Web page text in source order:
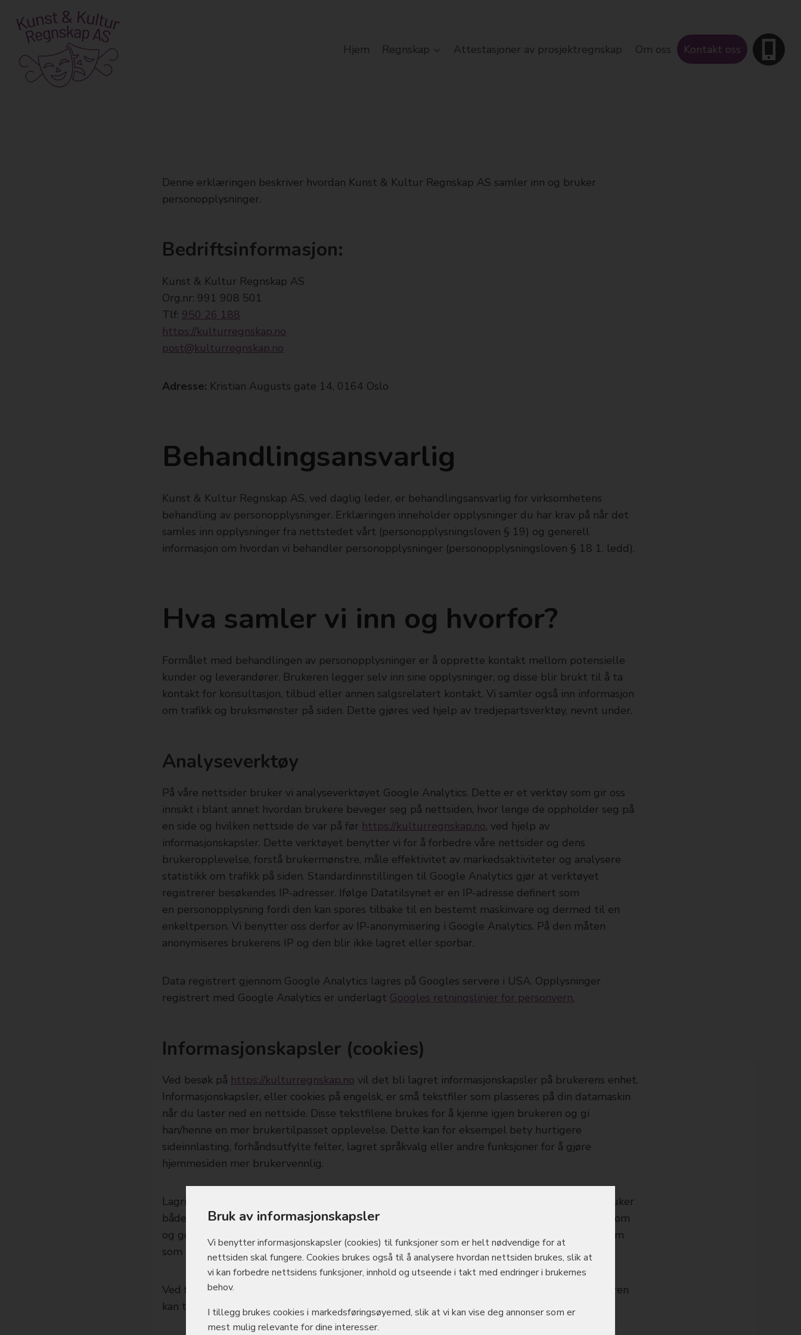
content
Hjem Regnskap Attestasjoner av prosjektregnskap Om oss Kontakt oss
Denne erklæringen beskriver hvordan Kunst & Kultur Regnskap AS samler inn og bruker
personopplysninger.
Bedriftsinformasjon:
Kunst & Kultur Regnskap AS
Org.nr: 991 908 501
Tlf: 950 26 188
https://kulturregnskap.no
post@kulturregnskap.no
Adresse: Kristian Augusts gate 14, 0164 Oslo
Behandlingsansvarlig
Kunst & Kultur Regnskap AS, ved daglig leder, er behandlingsansvarlig for virksomhetens
behandling av personopplysninger. Erklæringen inneholder opplysninger du har krav på når det
samles inn opplysninger fra nettstedet vårt (personopplysningsloven § 19) og generell
informasjon om hvordan vi behandler personopplysninger (personopplysningsloven § 18 1. ledd).
Hva samler vi inn og hvorfor?
Formålet med behandlingen av personopplysninger er å opprette kontakt mellom potensielle
kunder og leverandører. Brukeren legger selv inn sine opplysninger, og disse blir brukt til å ta
kontakt for konsultasjon, tilbud eller annen salgsrelatert kontakt. Vi samler også inn informasjon
om trafikk og bruksmønster på siden. Dette gjøres ved hjelp av tredjepartsverktøy, nevnt under.
Analyseverktøy
På våre nettsider bruker vi analyseverktøyet Google Analytics. Dette er et verktøy som gir oss
innsikt i blant annet hvordan brukere beveger seg på nettsiden, hvor lenge de oppholder seg på
en side og hvilken nettside de var på før https://kulturregnskap.no, ved hjelp av
informasjonskapsler. Dette verktøyet benytter vi for å forbedre våre nettsider og dens
brukeropplevelse, forstå brukermønstre, måle effektivitet av markedsaktiviteter og analysere
statistikk om trafikk på siden. Standardinnstillingen til Google Analytics gjør at verktøyet
registrerer besøkendes IP-adresser. Ifølge Datatilsynet er en IP-adresse definert som
en personopplysning fordi den kan spores tilbake til en bestemt maskinvare og dermed til en
enkeltperson. Vi benytter oss derfor av IP-anonymisering i Google Analytics. På den måten
anonymiseres brukerens IP og den blir ikke lagret eller sporbar.
Data registrert gjennom Google Analytics lagres på Googles servere i USA. Opplysninger
registrert med Google Analytics er underlagt Googles retningslinjer for personvern.
Informasjonskapsler (cookies)
Ved besøk på https://kulturregnskap.no vil det bli lagret informasjonskapsler på brukerens enhet.
Informasjonskapsler, eller cookies på engelsk, er små tekstfiler som plasseres på din datamaskin
når du laster ned en nettside. Disse tekstfilene brukes for å kjenne igjen brukeren og gi
han/henne en mer brukertilpasset opplevelse. Dette kan for eksempel bety hurtigere
sideinnlasting, forhåndsutfylte felter, lagret språkvalg eller andre funksjoner for å gjøre
hjemmesiden mer brukervennlig.
Lagring av opplysninger og behandling av disse opplysningene er ikke tillatt med mindre bruker
både har blitt informert om og har gitt sitt samtykke til behandlingen. Brukeren skal få vite om
og godkjenne hvilke opplysninger som behandles, hva formålet med behandlingen er og hvem
som behandler opplysningene, jf. ekomloven § 2-7b.
Ved første besøk velger brukeren hvilke informasjonskapsler som skal tillates å lagre. Brukeren
kan til enhver tid
oppdatere samtykkene
Bruk av informasjonskapsler
Vi benytter informasjons­kapsler (cookies) til funksjoner som er helt nødvendige for at
nettsiden skal fungere. Cookies brukes også til å analysere hvordan nettsiden brukes, slik at
vi kan forbedre nettsidens funksjoner, innhold og utseende i takt med endringer i brukernes
behov.
I tillegg brukes cookies i markedsførings­øyemed, slik at vi kan vise deg annonser som er
mest mulig relevante for dine interesser.